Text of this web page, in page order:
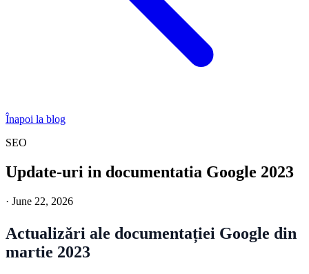
Înapoi la blog
SEO
Update-uri in documentatia Google 2023
· June 22, 2026
Actualizări ale documentației Google din
martie 2023